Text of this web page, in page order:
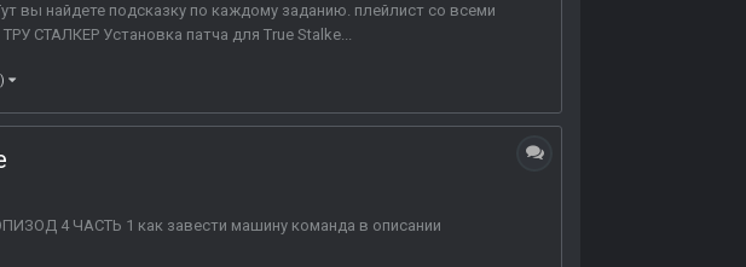
вы найдете подсказку по каждому заданию. плейлист со всеми
СТАЛКЕР Установка патча для True Stalke...
4 ЧАСТЬ 1 как завести машину команда в описании